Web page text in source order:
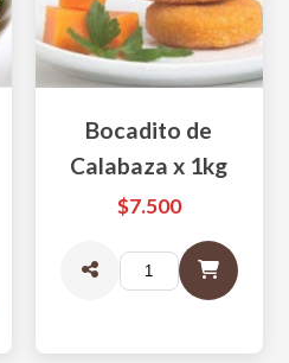
Bocadito de
Calabaza x 1kg
$7.500